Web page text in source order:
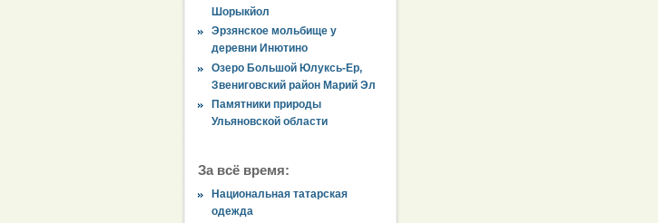
Шорыкйол
Эрзянское мольбище у
деревни Инютино
Озеро Большой Юлуксь-Ер,
Звениговский район Марий Эл
Памятники природы
Ульяновской области
За всё время:
Национальная татарская
одежда